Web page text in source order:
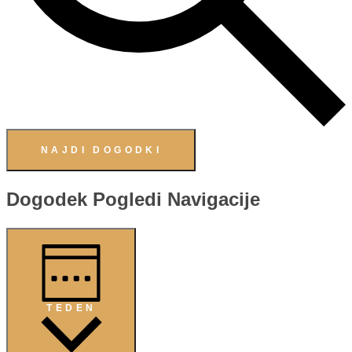
NAJDI DOGODKI
Dogodek Pogledi Navigacije
TEDEN